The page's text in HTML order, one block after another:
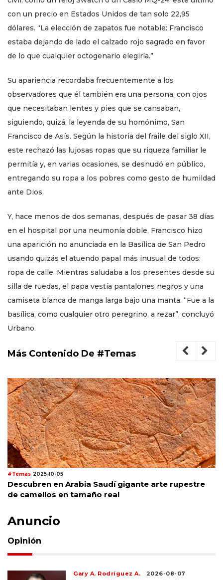
con un precio en Estados Unidos de tan solo 22,95
dólares. “La elección de zapatos fue notable: Francisco
estaba dejando de lado el calzado rojo sagrado en favor
de lo que cualquier octogenario elegiría.”
Su apariencia recordaba frecuentemente a los
observadores que él también era una persona, con ojos
que necesitaban lentes y pies que se cansaban,
siguiendo, quizá, la leyenda de su homónimo, San
Francisco de Asís. Según la historia del fraile del siglo XII,
este rechazó las lujosas ropas que su riqueza familiar le
permitía y, en varias ocasiones, se desnudó en público,
entregando su ropa a los pobres como gesto de humildad
ante Dios.
Y, hace menos de dos semanas, después de pasar 38 días
en el hospital por una neumonía doble, Francisco hizo
una aparición no anunciada en la Basílica de San Pedro
usando quizás el atuendo papal más inusual de todos:
ropa de calle. Mientras saludaba a los presentes desde su
silla de ruedas, el papa vestía pantalones negros y una
camiseta blanca de manga larga bajo una manta. “Fue a la
basílica, como cualquier otro peregrino, a rezar”, concluyó
Urbano.
Más Contenido De #Temas
#Temas 2025-10-05
Descubren en Arabia Saudí gigante arte rupestre
de camellos en tamaño real
Anuncio
Opinión
Gary A. Rodríguez A. 2026-08-07